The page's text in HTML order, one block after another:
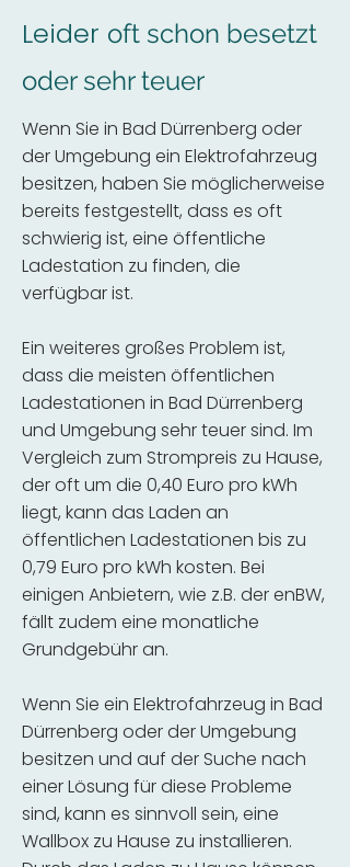
Leider oft schon besetzt
oder sehr teuer
Wenn Sie in Bad Dürrenberg oder
der Umgebung ein Elektrofahrzeug
besitzen, haben Sie möglicherweise
bereits festgestellt, dass es oft
schwierig ist, eine öffentliche
Ladestation zu finden, die
verfügbar ist.
Ein weiteres großes Problem ist,
dass die meisten öffentlichen
Ladestationen in Bad Dürrenberg
und Umgebung sehr teuer sind. Im
Vergleich zum Strompreis zu Hause,
der oft um die 0,40 Euro pro kWh
liegt, kann das Laden an
öffentlichen Ladestationen bis zu
0,79 Euro pro kWh kosten. Bei
einigen Anbietern, wie z.B. der enBW,
fällt zudem eine monatliche
Grundgebühr an.
Wenn Sie ein Elektrofahrzeug in Bad
Dürrenberg oder der Umgebung
besitzen und auf der Suche nach
einer Lösung für diese Probleme
sind, kann es sinnvoll sein, eine
Wallbox zu Hause zu installieren.